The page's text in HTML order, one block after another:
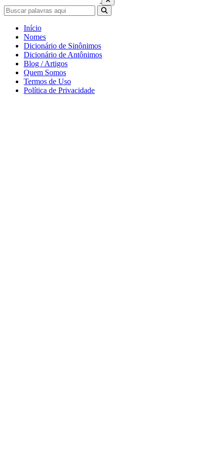
Início
Nomes
Dicionário de Sinônimos
Dicionário de Antônimos
Blog / Artigos
Quem Somos
Termos de Uso
Política de Privacidade